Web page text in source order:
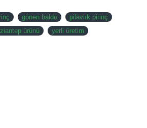
gönen baldo
pilavlık pirinç
ürünü yerli üretim